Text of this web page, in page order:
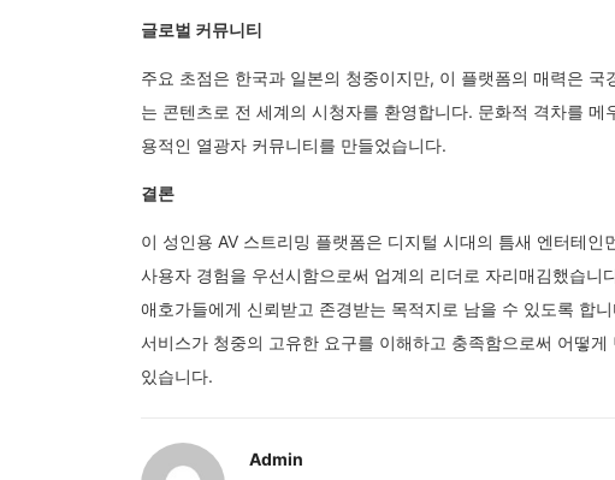
글로벌 커뮤니티
주요 초점은 한국과 일본의 청중이지만, 이 플랫폼의 매력은
는 콘텐츠로 전 세계의 시청자를 환영합니다. 문화적 격차를
용적인 열광자 커뮤니티를 만들었습니다.
결론
이 성인용 AV 스트리밍 플랫폼은 디지털 시대의 틈새 엔터테
사용자 경험을 우선시함으로써 업계의 리더로 자리매김했습
애호가들에게 신뢰받고 존경받는 목적지로 남을 수 있도록 합
서비스가 청중의 고유한 요구를 이해하고 충족함으로써 어떻
있습니다.
Admin